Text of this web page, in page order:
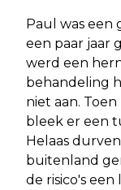
Paul was
een paar jaar
werd een
behandeling
niet aan.
bleek er een
Helaas
buitenland
de risico's